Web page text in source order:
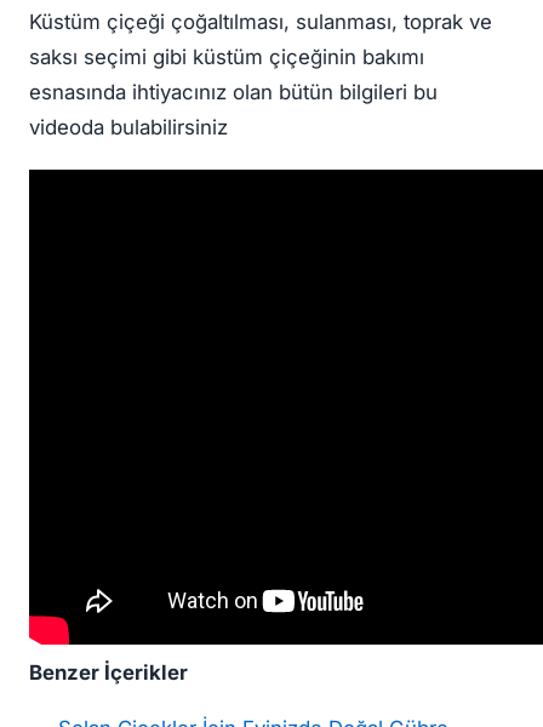
Küstüm çiçeği çoğaltılması, sulanması, toprak ve
saksı seçimi gibi küstüm çiçeğinin bakımı
esnasında ihtiyacınız olan bütün bilgileri bu
videoda bulabilirsiniz
Benzer İçerikler